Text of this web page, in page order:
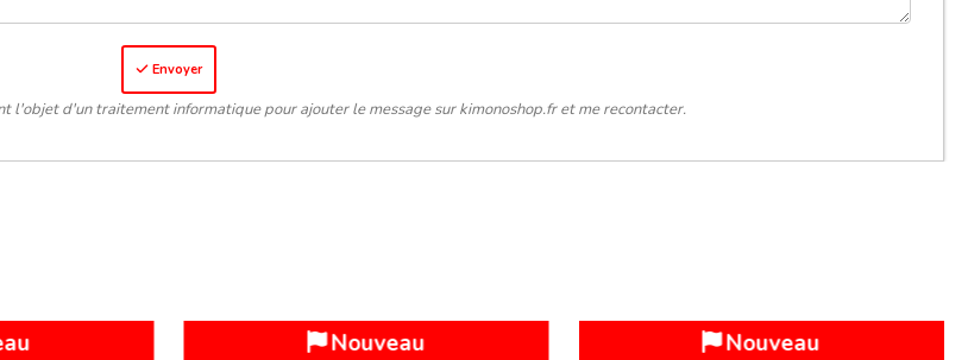
Envoyer
l'objet d'un traitement informatique pour ajouter le message sur kimonoshop.fr et me recontacter.
Nouveau Nouveau